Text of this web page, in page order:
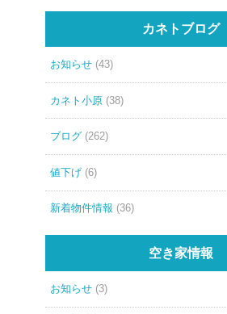
カネトブログ
お知らせ(43)
カネト小原(38)
ブログ(262)
値下げ(6)
新着物件情報 (36)
空き家情報
お知らせ(3)